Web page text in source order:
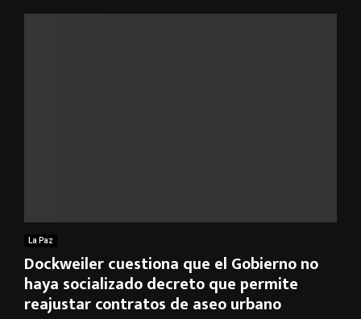
La Paz
Dockweiler cuestiona que el Gobierno no
haya socializado decreto que permite
reajustar contratos de aseo urbano